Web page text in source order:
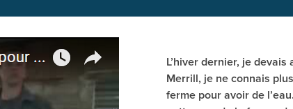
L’hiver dernier, je
Merrill, je ne connais
ferme pour avoir de